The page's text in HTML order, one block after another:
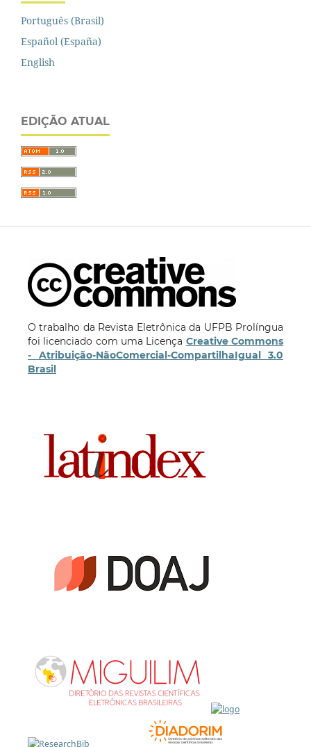
Português (Brasil)
Español (España)
English
EDIÇÃO ATUAL
O trabalho da Revista Eletrônica da UFPB Prolíngua
foi licenciado com uma Licença Creative Commons
- Atribuição-NãoComercial-CompartilhaIgual 3.0
Brasil